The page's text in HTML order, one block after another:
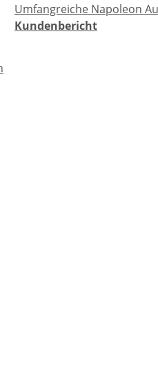
Umfangreiche Napoleon
Kundenbericht